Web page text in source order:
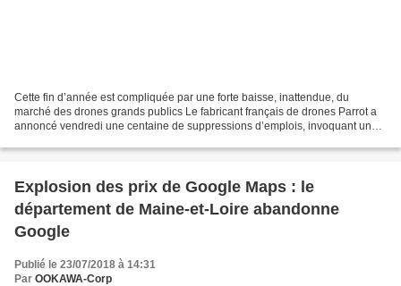
Cette fin d’année est compliquée par une forte baisse, inattendue, du
marché des drones grands publics Le fabricant français de drones Parrot a
annoncé vendredi une centaine de suppressions d’emplois, invoquant une «
Explosion des prix de Google Maps : le
département de Maine-et-Loire abandonne
Google
Publié le 23/07/2018 à 14:31
Par OOKAWA-Corp